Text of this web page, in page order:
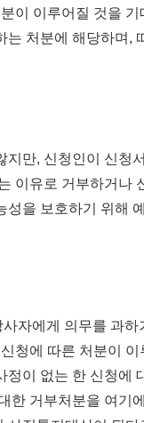
이 이루어질 것을
처분에 해당하며,
만, 신청인이 신청
이유로 거부하거나
을 보호하기 위해
자에게 의무를 과
청에 따른 처분이
이 없는 한 신청에
한 거부처분을 여기